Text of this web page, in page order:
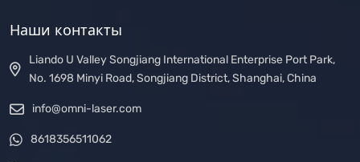
Наши контакты
Liando U Valley Songjiang International Enterprise Port Park,
No. 1698 Minyi Road, Songjiang District, Shanghai, China
info@omni-laser.com
8618356511062